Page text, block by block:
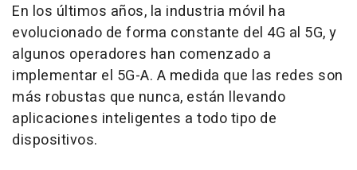
En los últimos años, la industria móvil ha
evolucionado de forma constante del 4G al 5G, y
algunos operadores han comenzado a
implementar el 5G-A. A medida que las redes son
más robustas que nunca, están llevando
aplicaciones inteligentes a todo tipo de
dispositivos.